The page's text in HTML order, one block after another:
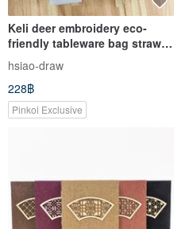
Keli deer embroidery eco-
friendly tableware bag straw
bag
hsiao-draw
228฿
Pinkoi Exclusive